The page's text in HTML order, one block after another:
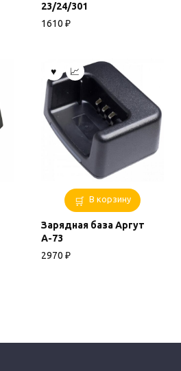
23/24/301
1610 ₽
В корзину
Зарядная база Аргут
А-73
2970 ₽